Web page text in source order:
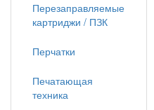
Перезаправляемые
картриджи / ПЗК
Перчатки
Печатающая
техника